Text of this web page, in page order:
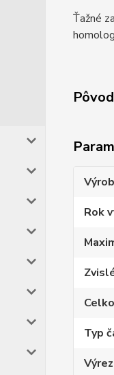
Ťažné
Rok
Typ